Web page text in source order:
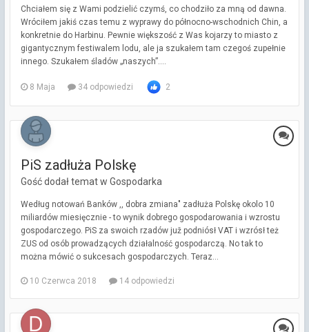
Chciałem się z Wami podzielić czymś, co chodziło za mną od dawna.
Wróciłem jakiś czas temu z wyprawy do północno-wschodnich Chin, a
konkretnie do Harbinu. Pewnie większość z Was kojarzy to miasto z
gigantycznym festiwalem lodu, ale ja szukałem tam czegoś zupełnie
innego. Szukałem śladów „naszych”....
8 Maja 34 odpowiedzi 2
PiS zadłuża Polskę
Gość dodał temat w Gospodarka
Według notowań Banków ,, dobra zmiana" zadłuża Polskę okolo 10
miliardów miesięcznie - to wynik dobrego gospodarowania i wzrostu
gospodarczego. PiS za swoich rzadów juž podniósł VAT i wzrósł też
ZUS od osób prowadzących działalność gospodarczą. No tak to
można mówić o sukcesach gospodarczych. Teraz...
10 Czerwca 2018 14 odpowiedzi